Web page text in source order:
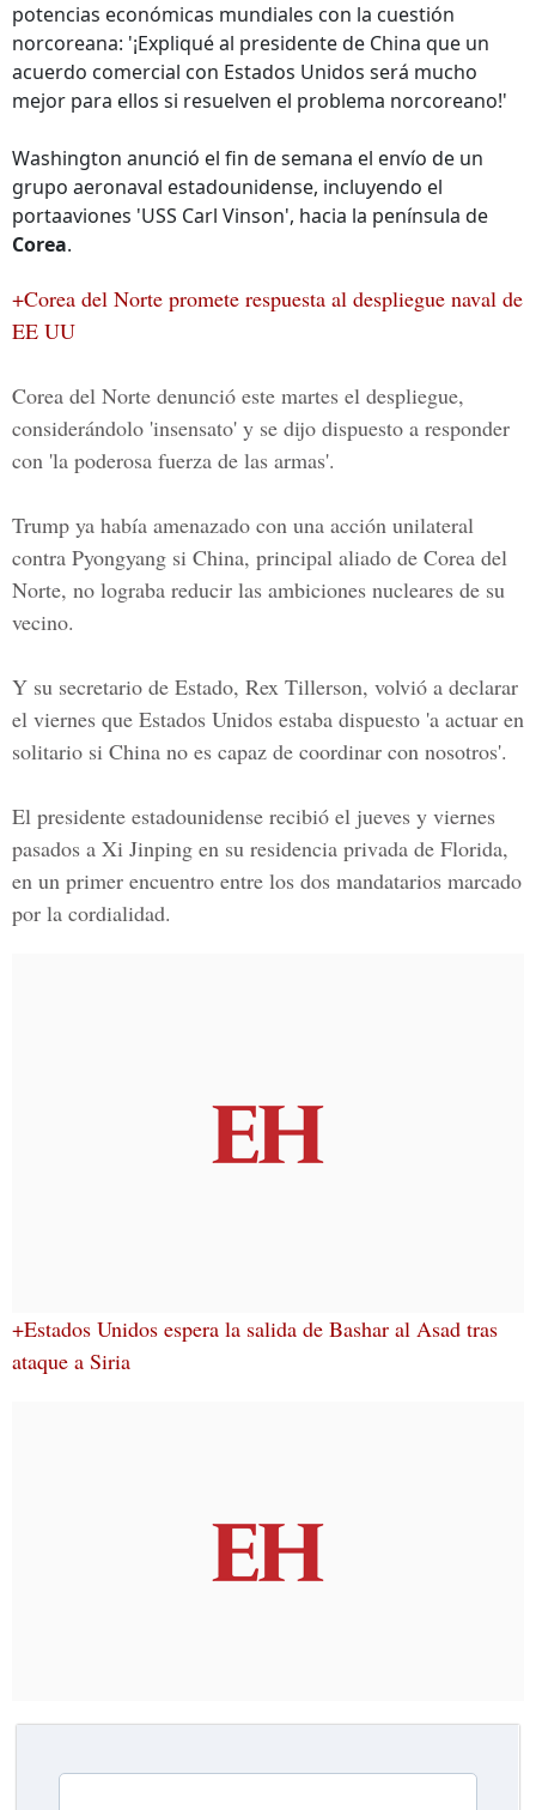
potencias económicas mundiales con la cuestión
norcoreana: '¡Expliqué al presidente de China que un
acuerdo comercial con Estados Unidos será mucho
mejor para ellos si resuelven el problema norcoreano!'
Washington anunció el fin de semana el envío de un
grupo aeronaval estadounidense, incluyendo el
portaaviones 'USS Carl Vinson', hacia la península de
Corea.
+Corea del Norte promete respuesta al despliegue naval de
EE UU
Corea del Norte denunció este martes el despliegue,
considerándolo 'insensato' y se dijo dispuesto a responder
con 'la poderosa fuerza de las armas'.
Trump ya había amenazado con una acción unilateral
contra Pyongyang si China, principal aliado de Corea del
Norte, no lograba reducir las ambiciones nucleares de su
vecino.
Y su secretario de Estado, Rex Tillerson, volvió a declarar
el viernes que Estados Unidos estaba dispuesto 'a actuar en
solitario si China no es capaz de coordinar con nosotros'.
El presidente estadounidense recibió el jueves y viernes
pasados a Xi Jinping en su residencia privada de Florida,
en un primer encuentro entre los dos mandatarios marcado
por la cordialidad.
+Estados Unidos espera la salida de Bashar al Asad tras
ataque a Siria